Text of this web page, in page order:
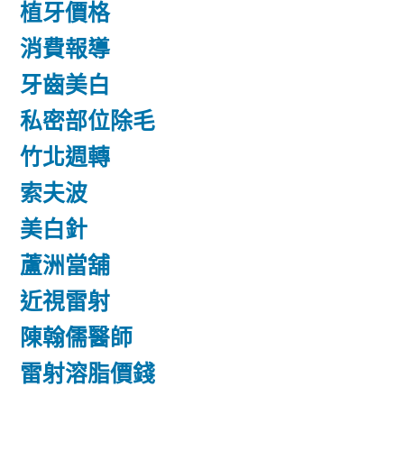
植牙價格
消費報導
牙齒美白
私密部位除毛
竹北週轉
索夫波
美白針
蘆洲當舖
近視雷射
陳翰儒醫師
雷射溶脂價錢